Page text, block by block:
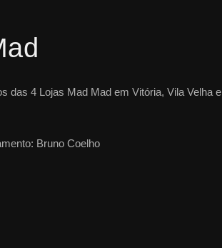
das 4 Lojas Mad Mad em Vitória, Vila Velha e
Bruno Coelho